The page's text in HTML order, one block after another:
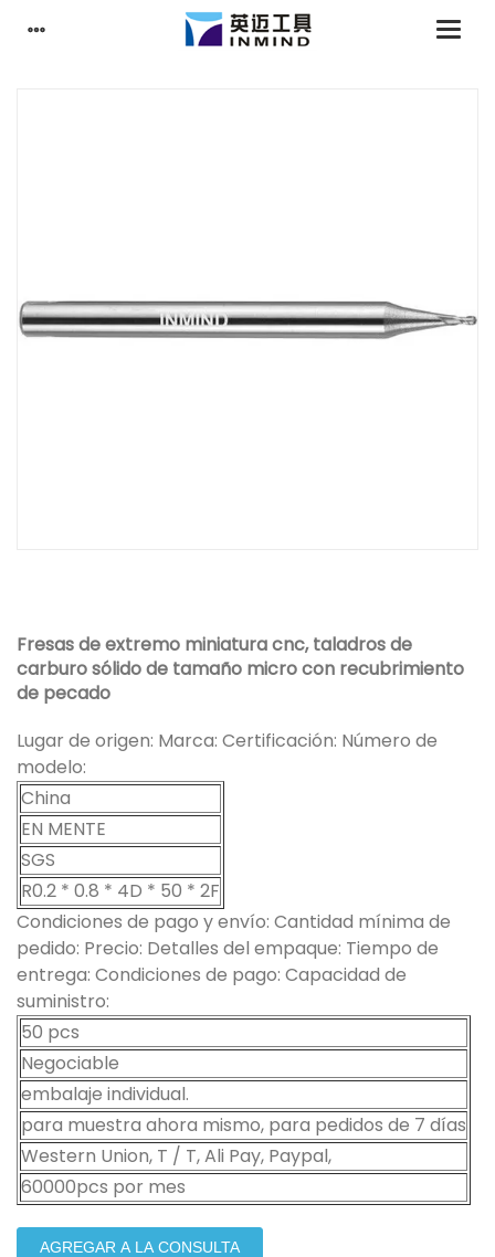
Fresas de extremo miniatura cnc, taladros de
carburo sólido de tamaño micro con recubrimiento
de pecado
Lugar de origen: Marca: Certificación: Número de
modelo:
China
EN MENTE
SGS
R0.2 * 0.8 * 4D * 50 * 2F
Condiciones de pago y envío: Cantidad mínima de
pedido: Precio: Detalles del empaque: Tiempo de
entrega: Condiciones de pago: Capacidad de
suministro:
50 pcs
Negociable
embalaje individual.
para muestra ahora mismo, para pedidos de 7 días
Western Union, T / T, Ali Pay, Paypal,
60000pcs por mes
AGREGAR A LA CONSULTA